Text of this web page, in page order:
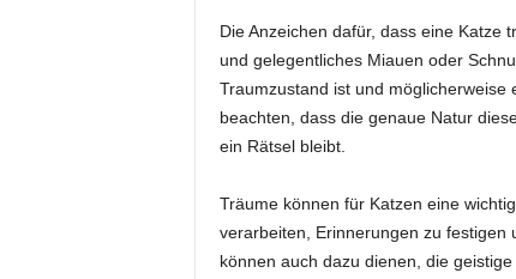
Die Anzeichen dafür, dass eine Katze
und gelegentliches Miauen oder
Traumzustand ist und möglicherweise
beachten, dass die genaue Natur
ein Rätsel bleibt.
Träume können für Katzen eine
verarbeiten, Erinnerungen zu festigen
können auch dazu dienen, die